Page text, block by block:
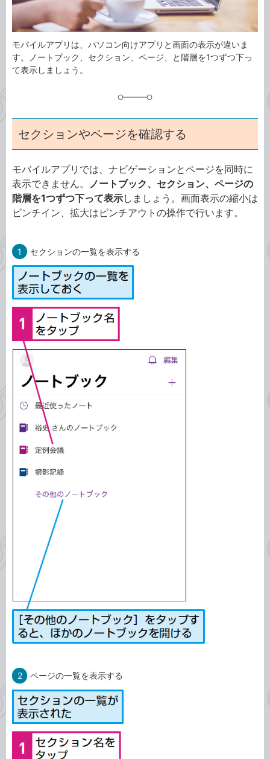
モバイルアプリは、パソコン向けアプリと画面の表示が違いま
す。ノートブック、セクション、ページ、と階層を1つずつ下っ
て表示しましょう。
セクションやページを確認する
モバイルアプリでは、ナビゲーションとページを同時に
表示できません。 ノートブック、セクション、ページの
階層を1つずつ下って表示しましょう。画面表示の縮小は
ピンチイン、拡大はピンチアウトの操作で行います。
1 セクションの一覧を表示する
2 ページの一覧を表示する